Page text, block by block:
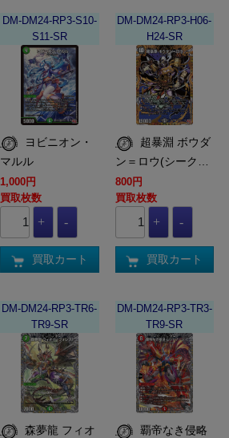
DM-DM24-RP3-S10-
S11-SR
マルル
1,000円
買取枚数
買取カート
DM-DM24-RP3-H06-
H24-SR
ン＝ロウ(シーク…
800円
買取枚数
買取カート
DM-DM24-RP3-TR6-
TR9-SR
森夢龍 フィオ
DM-DM24-RP3-TR3-
TR9-SR